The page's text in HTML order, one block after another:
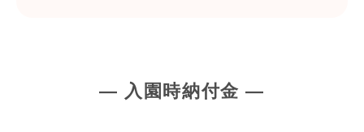
― 入園時納付金 ―